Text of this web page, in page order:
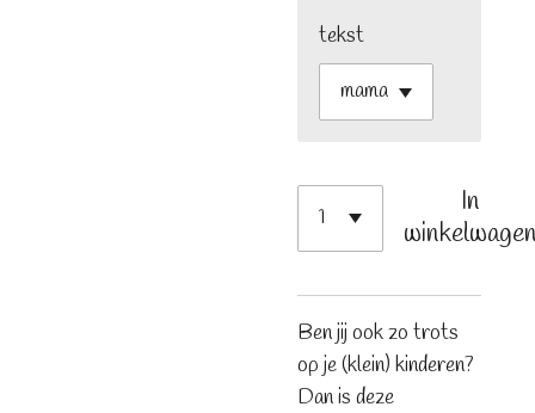
tekst
In
Ben jij ook zo trots
op je (klein) kinderen?
Dan is deze